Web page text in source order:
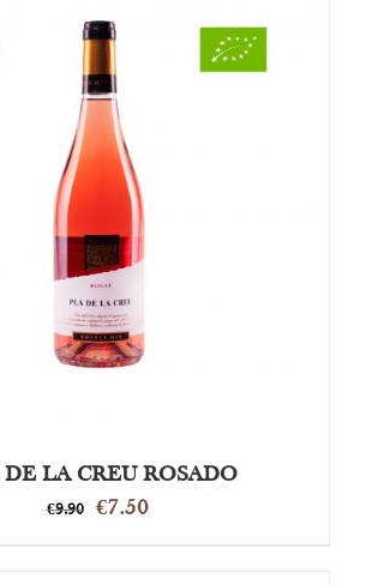
SELECTEREN /
LA CREU ROSADO
€9.90
Oorspronkelijke
€7.50Huidige